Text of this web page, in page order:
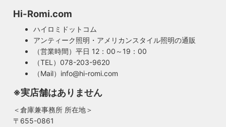
Hi-Romi.com
ハイロミドットコム
アンティーク照明・アメリカンスタイル照明の通販
（営業時間）平日 12：00～19：00
（TEL）078-203-9620
（Mail）info@hi-romi.com
※実店舗はありません
＜倉庫兼事務所 所在地＞
〒655-0861